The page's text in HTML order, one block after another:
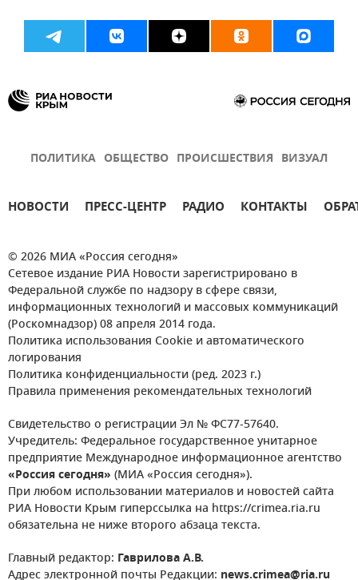
ПОЛИТИКА ОБЩЕСТВО ПРОИСШЕСТВИЯ ВИЗУАЛ
НОВОСТИ ПРЕСС-ЦЕНТР РАДИО КОНТАКТЫ
© 2026 МИА «Россия сегодня»
Сетевое издание РИА Новости зарегистрировано в
Федеральной службе по надзору в сфере связи,
информационных технологий и массовых коммуникаций
(Роскомнадзор) 08 апреля 2014 года.
Политика использования Cookie и автоматического
логирования
Политика конфиденциальности (ред. 2023 г.)
Правила применения рекомендательных технологий
Свидетельство о регистрации Эл № ФС77-57640.
Учредитель: Федеральное государственное унитарное
предприятие Международное информационное агентство
«Россия сегодня» (МИА «Россия сегодня»).
При любом использовании материалов и новостей сайта
РИА Новости Крым гиперссылка на https://crimea.ria.ru
обязательна не ниже второго абзаца текста.
Главный редактор: Гаврилова А.В.
Адрес электронной почты Редакции: news.crimea@ria.ru